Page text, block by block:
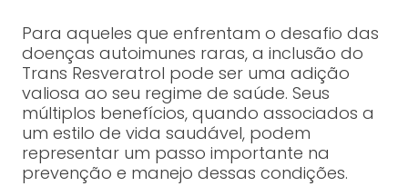
Para aqueles que enfrentam o desafio das
doenças autoimunes raras, a inclusão do
Trans Resveratrol pode ser uma adição
valiosa ao seu regime de saúde. Seus
múltiplos benefícios, quando associados a
um estilo de vida saudável, podem
representar um passo importante na
prevenção e manejo dessas condições.